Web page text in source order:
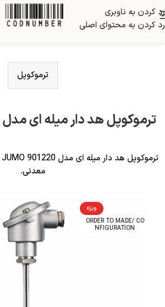
رد کردن به ناوبری
رد کردن به محتوای اصلی
ترموکوپل
ترموکوپل هد دار میله ای مدل JUMO
معدنی.
ویژه
ORDER TO MADE/ CO
NFIGURATION